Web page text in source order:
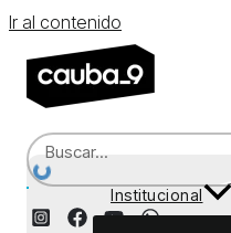
Ir al contenido
Institucional